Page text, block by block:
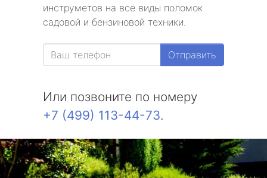
инструметов на все виды поломок
садовой и бензиновой техники.
Отправить
Или позвоните по номеру
+7 (499) 113-44-73.